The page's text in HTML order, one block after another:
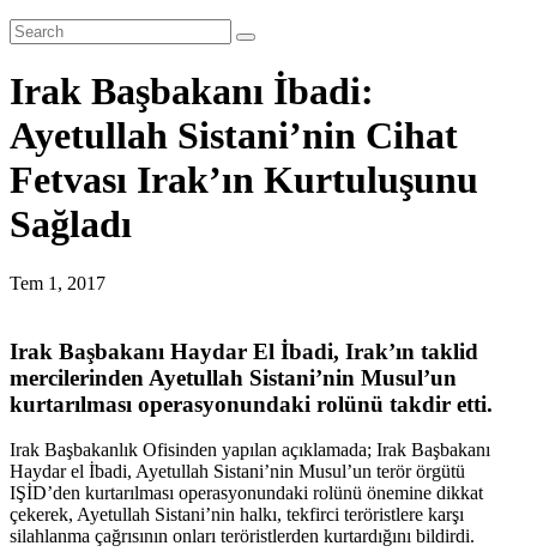
Irak Başbakanı İbadi:
Ayetullah Sistani’nin Cihat
Fetvası Irak’ın Kurtuluşunu
Sağladı
Tem 1, 2017
Irak Başbakanı Haydar El İbadi, Irak’ın taklid
mercilerinden Ayetullah Sistani’nin Musul’un
kurtarılması operasyonundaki rolünü takdir etti.
Irak Başbakanlık Ofisinden yapılan açıklamada; Irak Başbakanı
Haydar el İbadi, Ayetullah Sistani’nin Musul’un terör örgütü
IŞİD’den kurtarılması operasyonundaki rolünü önemine dikkat
çekerek, Ayetullah Sistani’nin halkı, tekfirci teröristlere karşı
silahlanma çağrısının onları teröristlerden kurtardığını bildirdi.